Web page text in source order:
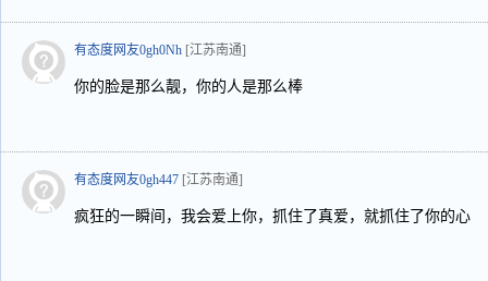
有态度网友0gh0Nh [江苏南通]
你的脸是那么靓，你的人是那么棒
有态度网友0gh447 [江苏南通]
疯狂的一瞬间，我会爱上你，抓住了真爱，就抓住了你的心